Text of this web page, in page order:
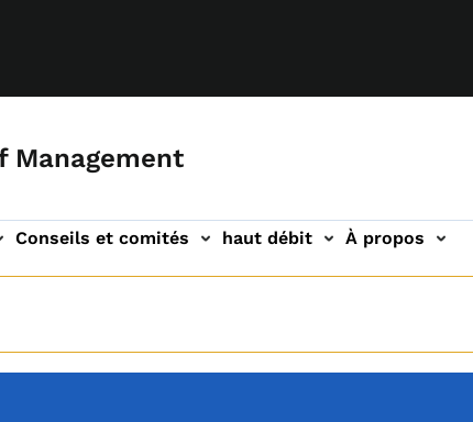
Management
Conseils et comités haut débit À propos